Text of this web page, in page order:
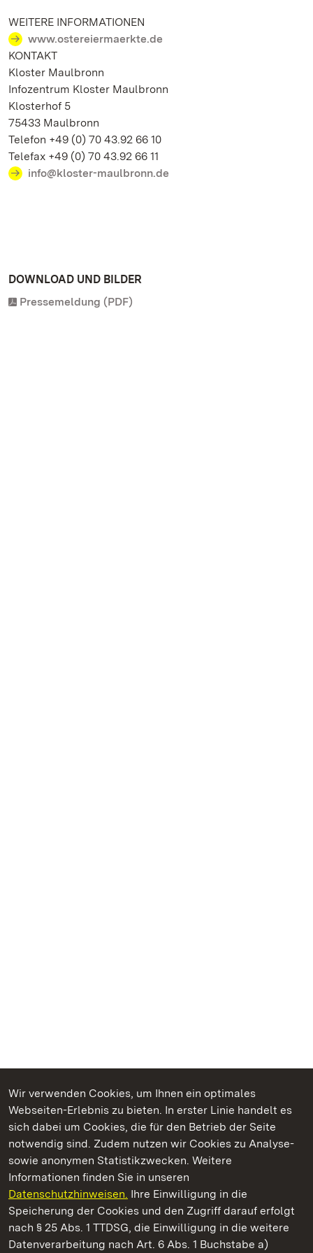
Wir verwenden Cookies, um Ihnen ein optimales
Webseiten-Erlebnis zu bieten. In erster Linie handelt es
sich dabei um Cookies, die für den Betrieb der Seite
notwendig sind. Zudem nutzen wir Cookies zu Analyse-
sowie anonymen Statistikzwecken. Weitere
Informationen finden Sie in unseren
Datenschutzhinweisen. Ihre Einwilligung in die
Speicherung der Cookies und den Zugriff darauf erfolgt
nach § 25 Abs. 1 TTDSG, die Einwilligung in die weitere
Datenverarbeitung nach Art. 6 Abs. 1 Buchstabe a)
WEITERE INFORMATIONEN
www.ostereiermaerkte.de
KONTAKT
Kloster Maulbronn
Infozentrum Kloster Maulbronn
Klosterhof 5
75433 Maulbronn
Telefon +49 (0) 70 43.92 66 10
Telefax +49 (0) 70 43.92 66 11
info@kloster-maulbronn.de
DOWNLOAD UND BILDER
Pressemeldung (PDF)
Kommen. Staunen. Genießen.
Staatliche Schlösser und Gärten Baden‑Württemberg
Staatliche Schlösser und Gärten Baden-Württemberg